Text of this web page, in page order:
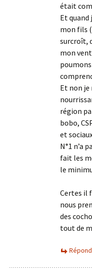
était
Et quand
mon fils
surcroît,
mon
Et non je
région
bobo,
et
N°1 n’a
fait les
le
Certes il
nous
des
tout de